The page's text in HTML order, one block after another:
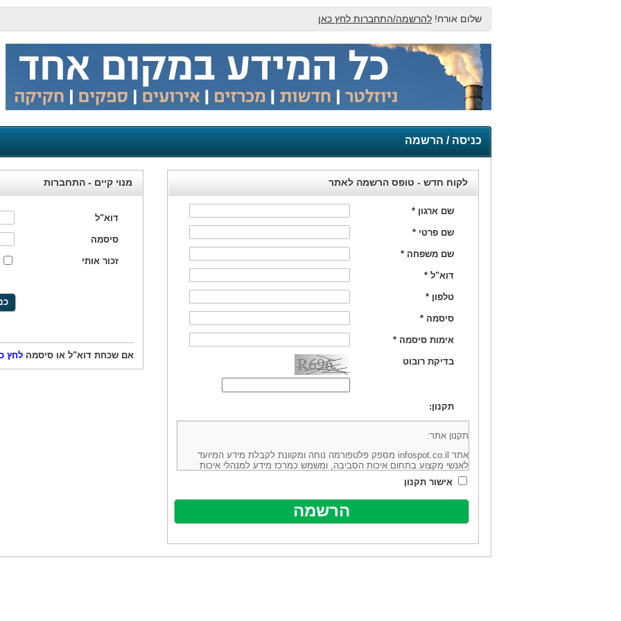
שלום אורח! להרשמה/התחברות לחץ כאן
כניסה / הרשמה
מנוי קיים - התחברות
דוא"ל
סיסמה
זכור אותי
אם שכחת דוא"ל או סיסמה לחץ
לקוח חדש - טופס הרשמה לאתר
שם ארגון *
שם פרטי *
שם משפחה *
דוא"ל *
טלפון *
סיסמה *
אימות סיסמה *
בדיקת רובוט
תקנון:
תקנון אתר:
אתר infospot.co.il מספק פלטפורמה נוחה ומקוונת לקבלת מידע המיועד
לאנשי מקצוע בתחום איכות הסביבה, ומשמש כמרכז מידע למנהלי איכות
סביבה (להלן: "המידע"). האתר בבעלותה ובניהולה של חברת יזמות וידע
מיקוד 6113102 ובדוא"ל: office@infospot.co.il (להלן: "האתר").
האתר אינו מספק את השירותים המפורסמים באתר ע"י ספקים שונים, איננו
מוכר את השירות המוצע באתר ע"י ספקים שונים, איננו מעורב במתן השירות
אלקטרונית של פרסום עבור נותני שירותים אלו. במילים אחרות, האחריות על
ביצוע העסקה בין הגולשים לבין המפרסמים נותני השירות ואיכותה מוטלת על
אישור תקנון